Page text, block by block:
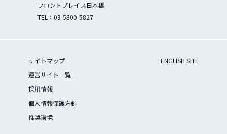
フロントプレイス日本橋
TEL： 03-5800-5827
サイトマップ
運営サイト一覧
採用情報
個人情報保護方針
推奨環境
ENGLISH SITE